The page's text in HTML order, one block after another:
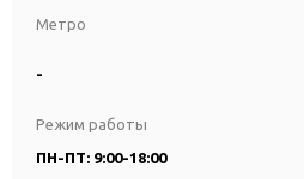
Метро
-
Режим работы
ПН-ПТ: 9:00-18:00